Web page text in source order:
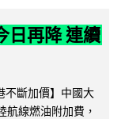
日再降 連續
不斷加價】中國大
線燃油附加費，